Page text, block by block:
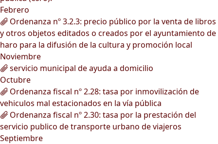
Febrero
Ordenanza nº 3.2.3: precio público por la venta de libros
y otros objetos editados o creados por el ayuntamiento de
haro para la difusión de la cultura y promoción local
Noviembre
servicio municipal de ayuda a domicilio
Octubre
Ordenanza fiscal nº 2.28: tasa por inmovilización de
vehiculos mal estacionados en la vía pública
Ordenanza fiscal nº 2.30: tasa por la prestación del
servicio publico de transporte urbano de viajeros
Septiembre